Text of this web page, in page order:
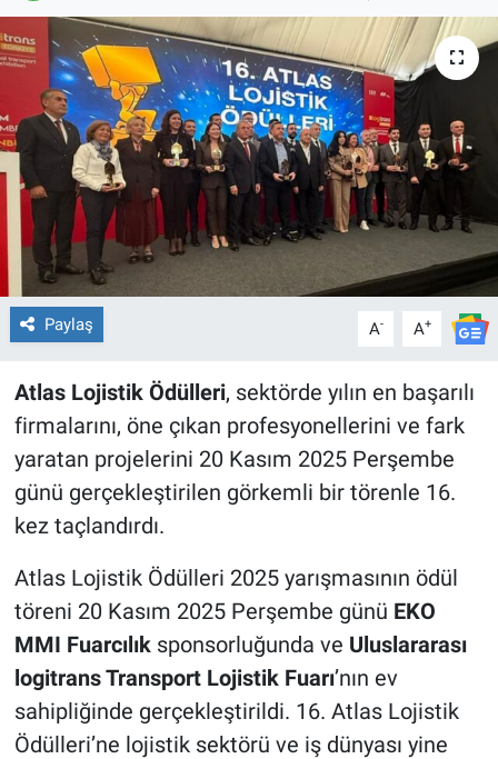
Paylaş A- A+
Atlas Lojistik Ödülleri, sektörde yılın en başarılı
firmalarını, öne çıkan profesyonellerini ve fark
yaratan projelerini 20 Kasım 2025 Perşembe
günü gerçekleştirilen görkemli bir törenle 16.
kez taçlandırdı.
Atlas Lojistik Ödülleri 2025 yarışmasının ödül
töreni 20 Kasım 2025 Perşembe günü EKO
MMI Fuarcılıksponsorluğunda ve Uluslararası
logitrans Transport Lojistik Fuarı’nın ev
sahipliğinde gerçekleştirildi. 16. Atlas Lojistik
Ödülleri’ne lojistik sektörü ve iş dünyası yine